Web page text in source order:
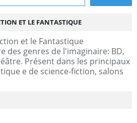
ET LE FANTASTIQUE
des genres de l'imaginaire: BD,
Présent dans les principaux
e de science-fiction, salons